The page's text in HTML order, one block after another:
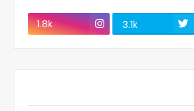
3.1k
1.8k